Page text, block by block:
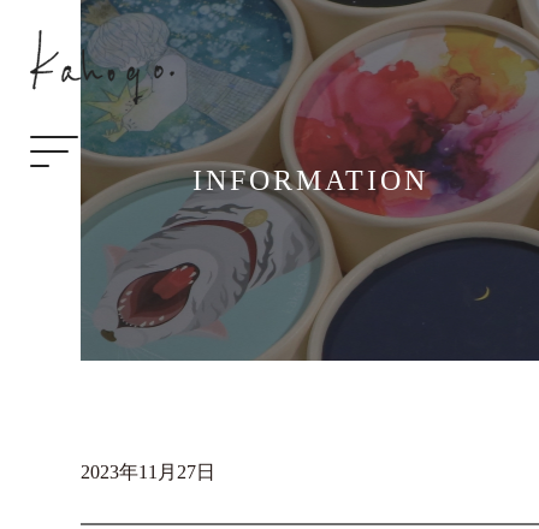
INFORMATION
2023年11月27日